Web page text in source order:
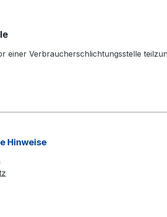
einer Verbraucherschlichtungsstelle
Hinweise